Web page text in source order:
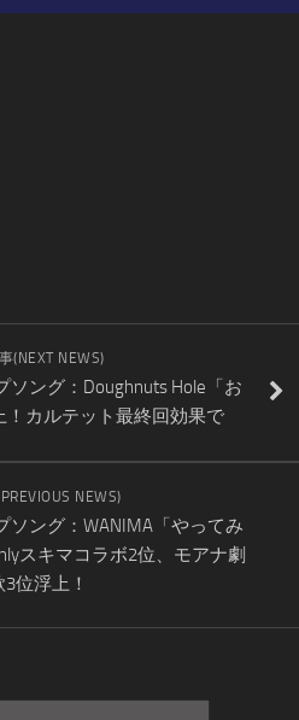
(NEXT NEWS)
ソング：Doughnuts Hole「お
！カルテット最終回効果で
NEWS)
ソング：WANIMA「やってみ
スキマコラボ2位、モアナ劇
位浮上！